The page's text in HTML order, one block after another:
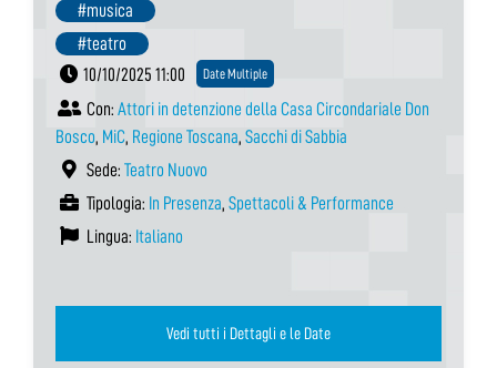
#musica
#teatro
10/10/2025 11:00
Date Multiple
Con: Attori in detenzione della Casa Circondariale Don
Bosco, MiC, Regione Toscana, Sacchi di Sabbia
Sede: Teatro Nuovo
Tipologia: In Presenza, Spettacoli & Performance
Lingua: Italiano
Vedi tutti i Dettagli e le Date